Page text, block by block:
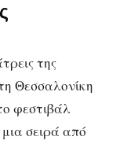
της
Θεσσαλονίκη
φεστιβάλ
σειρά από